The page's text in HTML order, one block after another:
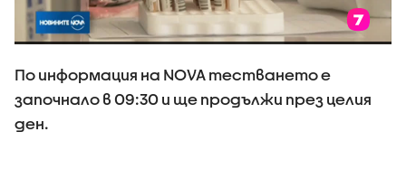
По информация на NOVA тестването е
започнало в 09:30 и ще продължи през целия
ден.